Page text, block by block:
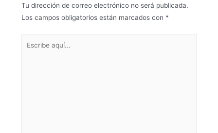
Tu dirección de correo electrónico no será publicada.
Los campos obligatorios están marcados con *